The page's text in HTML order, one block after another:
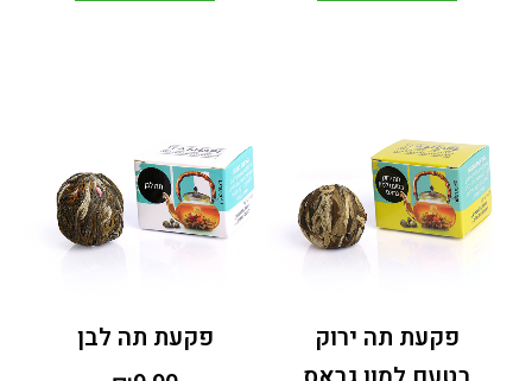
פקעת תה ירוק
פקעת תה לבן